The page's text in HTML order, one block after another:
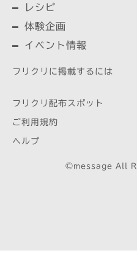
レシピ
体験企画
イベント情報
フリクリに掲載するには
フリクリ配布スポット
ご利用規約
ヘルプ
©message All